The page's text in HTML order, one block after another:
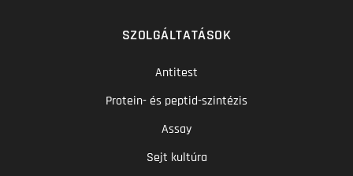
SZOLGÁLTATÁSOK
Antitest
Protein- és peptid-szintézis
Assay
Sejt kultúra